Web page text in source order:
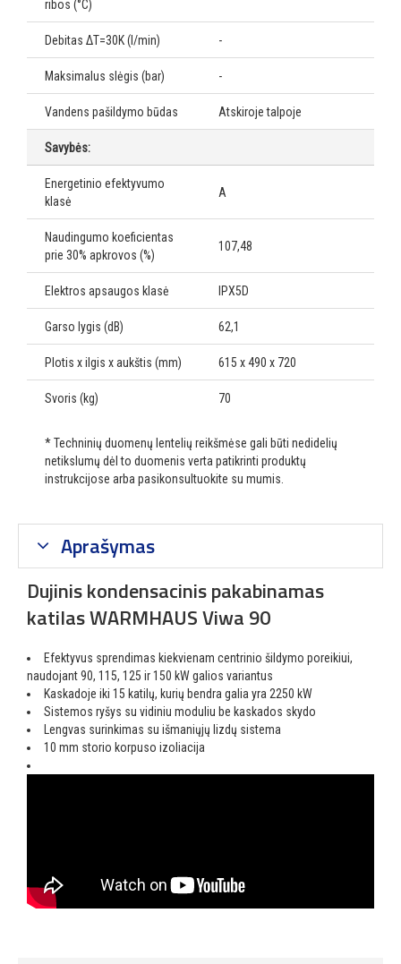
ribos (°C)
Debitas ΔT=30K (l/min) -
Maksimalus slėgis (bar) -
Vandens pašildymo būdas Atskiroje talpoje
Savybės:
Energetinio efektyvumo
klasė
A
Naudingumo koeficientas
prie 30% apkrovos (%)
107,48
Elektros apsaugos klasė IPX5D
Garso lygis (dB) 62,1
Plotis x ilgis x aukštis (mm) 615 x 490 x 720
Svoris (kg) 70
* Techninių duomenų lentelių reikšmėse gali būti nedidelių
netikslumų dėl to duomenis verta patikrinti produktų
instrukcijose arba pasikonsultuokite su mumis.
Aprašymas
Dujinis kondensacinis pakabinamas
katilas WARMHAUS Viwa 90
Efektyvus sprendimas kiekvienam centrinio šildymo poreikiui,
naudojant 90, 115, 125 ir 150 kW galios variantus
Kaskadoje iki 15 katilų, kurių bendra galia yra 2250 kW
Sistemos ryšys su vidiniu moduliu be kaskados skydo
Lengvas surinkimas su išmaniųjų lizdų sistema
10 mm storio korpuso izoliacija